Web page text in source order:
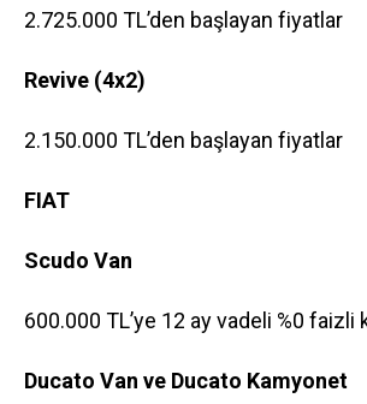
2.725.000 TL’den başlayan fiyatlar
Revive (4x2)
2.150.000 TL’den başlayan fiyatlar
FIAT
Scudo Van
600.000 TL’ye 12 ay vadeli %0 faizli
Ducato Van ve Ducato Kamyonet